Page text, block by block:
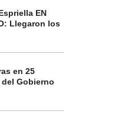
EN
Llegaron los
en 25
Gobierno